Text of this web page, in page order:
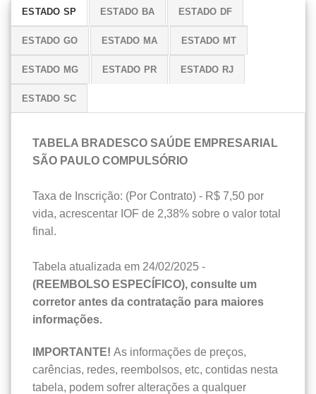
ESTADO SP ESTADO BA ESTADO DF
ESTADO GO ESTADO MA ESTADO MT
ESTADO MG ESTADO PR ESTADO RJ
ESTADO SC
TABELA BRADESCO SAÚDE EMPRESARIAL
SÃO PAULO COMPULSÓRIO
Taxa de Inscrição: (Por Contrato) - R$ 7,50 por
vida, acrescentar IOF de 2,38% sobre o valor total
final.
Tabela atualizada em 24/02/2025 -
(REEMBOLSO ESPECÍFICO), consulte um
corretor antes da contratação para maiores
informações.
IMPORTANTE! As informações de preços,
carências, redes, reembolsos, etc, contidas nesta
tabela, podem sofrer alterações a qualquer